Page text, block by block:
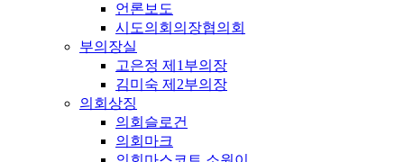
언론보도
시도의회의장협의회
부의장실
고은정 제1부의장
김미숙 제2부의장
의회상징
의회슬로건
의회마크